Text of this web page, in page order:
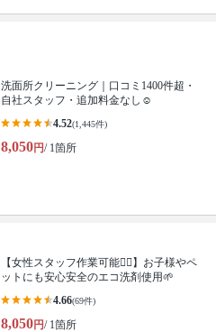
洗面所クリーニング｜口コミ1400件超・
自社スタッフ・追加料金なし☺️
4.52(1,445件)
8,050円/ 1箇所
【女性スタッフ作業可能🙆‍♀️】お子様やペ
ットにも安心安全のエコ洗剤使用🌱
4.66(69件)
8,050円/ 1箇所